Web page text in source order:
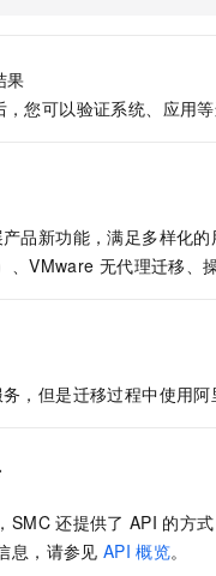
果
您可以验证系统、应用等
品新功能，满足多样化
、VMware 无代理迁移、
，但是迁移过程中使用阿
SMC 还提供了 API 的方
息，请参见 API 概览。